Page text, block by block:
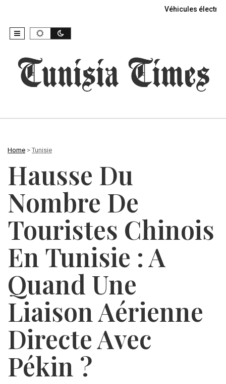
Véhicules
Home > Tunisie
Hausse Du
Nombre De
Touristes Chinois
En Tunisie : A
Quand Une
Liaison Aérienne
Directe Avec
Pékin ?